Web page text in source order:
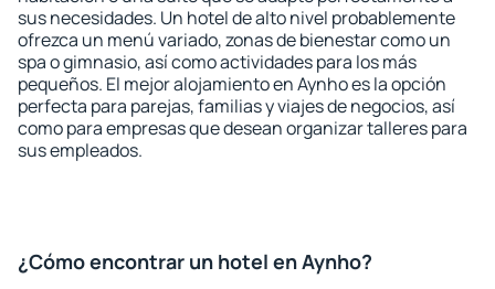
sus necesidades. Un hotel de alto nivel probablemente
ofrezca un menú variado, zonas de bienestar como un
spa o gimnasio, así como actividades para los más
pequeños. El mejor alojamiento en Aynho es la opción
perfecta para parejas, familias y viajes de negocios, así
como para empresas que desean organizar talleres para
sus empleados.
¿Cómo encontrar un hotel en Aynho?